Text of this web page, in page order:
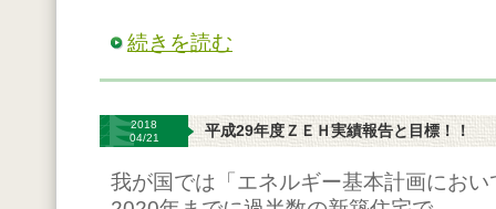
続きを読む
2018
04/21
平成29年度ＺＥＨ実績報告と目標！！
我が国では「エネルギー基本計画にお